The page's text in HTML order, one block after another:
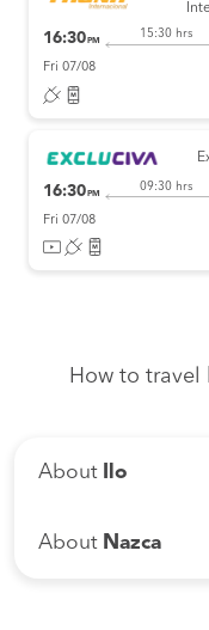
16:30PM
15:30 hrs
Fri 07/08
16:30 PM
09:30 hrs
Fri 07/08
How to travel
About Ilo
About Nazca